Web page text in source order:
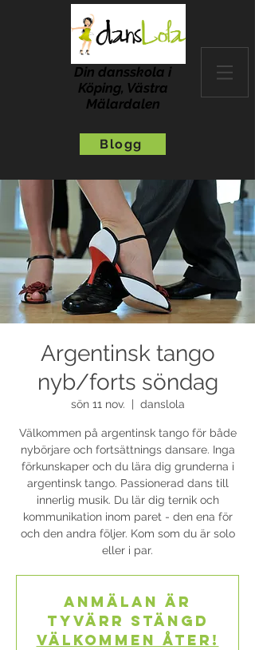
Din dansskola i
Köping, Västra
Mälardalen
Blogg
Argentinsk tango
nyb/forts söndag
sön 11 nov. danslola
Välkommen på argentinsk tango för både
nybörjare och fortsättnings dansare. Inga
förkunskaper och du lära dig grunderna i
argentinsk tango. Passionerad dans till
innerlig musik. Du lär dig ternik och
kommunikation inom paret - den ena för
och den andra följer. Kom som du är solo
eller i par.
Anmälan är
tyvärr stängd
Välkommen åter!